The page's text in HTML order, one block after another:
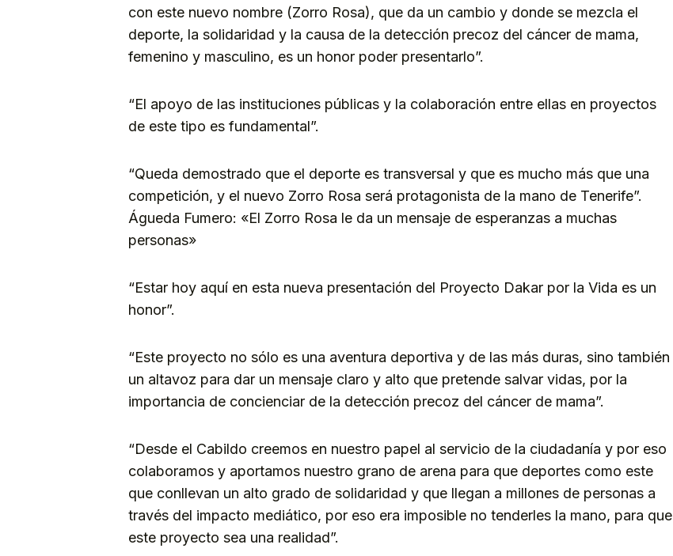
con este nuevo nombre (Zorro Rosa), que da un cambio y donde se mezcla el
deporte, la solidaridad y la causa de la detección precoz del cáncer de mama,
femenino y masculino, es un honor poder presentarlo”.
“El apoyo de las instituciones públicas y la colaboración entre ellas en proyectos
de este tipo es fundamental”.
“Queda demostrado que el deporte es transversal y que es mucho más que una
competición, y el nuevo Zorro Rosa será protagonista de la mano de Tenerife”.
Águeda Fumero: «El Zorro Rosa le da un mensaje de esperanzas a muchas
personas»
“Estar hoy aquí en esta nueva presentación del Proyecto Dakar por la Vida es un
honor”.
“Este proyecto no sólo es una aventura deportiva y de las más duras, sino también
un altavoz para dar un mensaje claro y alto que pretende salvar vidas, por la
importancia de concienciar de la detección precoz del cáncer de mama”.
“Desde el Cabildo creemos en nuestro papel al servicio de la ciudadanía y por eso
colaboramos y aportamos nuestro grano de arena para que deportes como este
que conllevan un alto grado de solidaridad y que llegan a millones de personas a
través del impacto mediático, por eso era imposible no tenderles la mano, para que
este proyecto sea una realidad”.